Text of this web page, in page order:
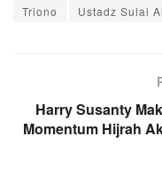
Triono Ustadz Sulai
Harry Susanty
Momentum Hijrah